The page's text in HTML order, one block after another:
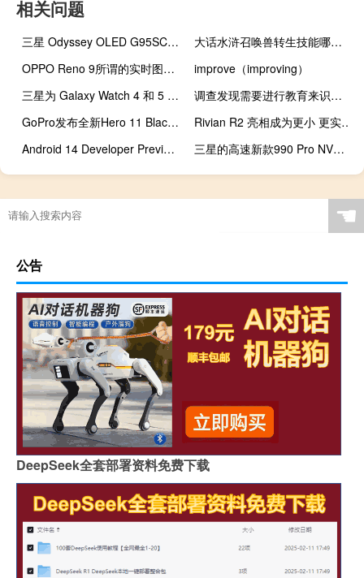
相关问题
三星 Odyssey OLED G95SC 曲面游戏显示器在亚马逊上降至历史最低价 799 美元
大话水浒召唤兽转生技能哪里学（大话水浒召唤兽资质表）
OPPO Reno 9所谓的实时图像在发布前在线显示
improve（improving）
三星为 Galaxy Watch 4 和 5 推出新的坚固表带
调查发现需要进行教育来识别乳腺癌鲜为人知的症状
GoPro发布全新Hero 11 Black和Hero 11 Black Mini
Rivian R2 亮相成为更小 更实惠的 SUV
Android 14 Developer Preview 2 已发布 具有选定的照片访问权限和其他更改
三星的高速新款990 Pro NVMe SSD将于11月上市销售
☚
公告
DeepSeek全套部署资料免费下载